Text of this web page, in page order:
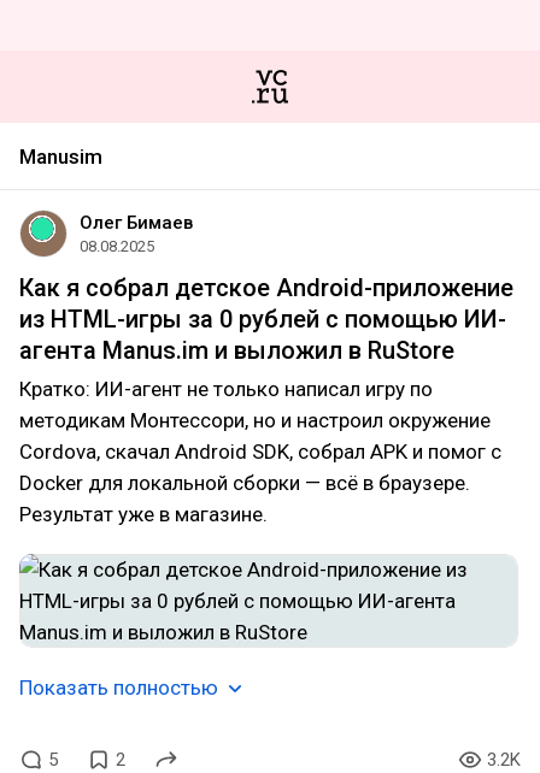
Manusim
Олег Бимаев
08.08.2025
Как я собрал детское Android-приложение
из HTML-игры за 0 рублей с помощью ИИ-
агента Manus.im и выложил в RuStore
Кратко: ИИ-агент не только написал игру по
методикам Монтессори, но и настроил окружение
Cordova, скачал Android SDK, собрал APK и помог с
Docker для локальной сборки — всё в браузере.
Результат уже в магазине.
Показать полностью
5 2 3.2K